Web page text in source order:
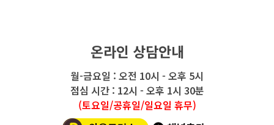
온라인 상담안내
월-금요일 : 오전 10시 - 오후 5시
점심 시간 : 12시 - 오후 1시 30분
(토요일/공휴일/일요일 휴무)